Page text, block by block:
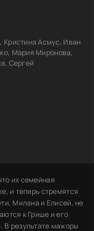
Асмус, Иван
Мария Миронова,
Сергей
их семейная
и теперь стремятся
Милана и Елисей, не
к Грише и его
В результате мажоры